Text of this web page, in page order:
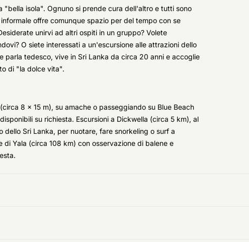
isola". Ognuno si prende cura dell'altro e tutti sono
offre comunque spazio per del tempo con se
unirvi ad altri ospiti in un gruppo? Volete
O siete interessati a un'escursione alle attrazioni dello
parla tedesco, vive in Sri Lanka da circa 20 anni e accoglie
di "la dolce vita".
8 x 15 m), su amache o passeggiando su Blue Beach
su richiesta. Escursioni a Dickwella (circa 5 km), al
Sri Lanka, per nuotare, fare snorkeling o surf a
Yala (circa 108 km) con osservazione di balene e